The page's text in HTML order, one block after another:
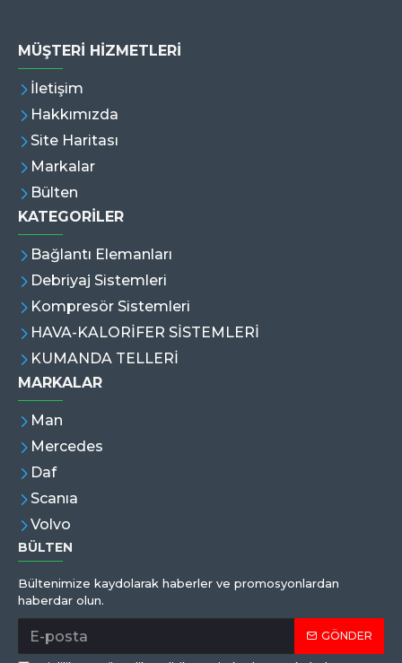
MÜŞTERI HIZMETLERI
İletişim
Hakkımızda
Site Haritası
Markalar
Bülten
KATEGORİLER
Bağlantı Elemanları
Debriyaj Sistemleri
Kompresör Sistemleri
HAVA-KALORİFER SİSTEMLERİ
KUMANDA TELLERİ
MARKALAR
Man
Mercedes
Daf
Scanıa
Volvo
BÜLTEN
Bültenimize kaydolarak haberler ve promosyonlardan
haberdar olun.
GÖNDER